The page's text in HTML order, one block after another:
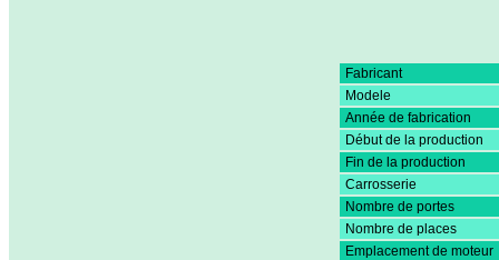
Fabricant
Modele
Année de fabrication
Début de la production
Fin de la production
Carrosserie
Nombre de portes
Nombre de places
Emplacement de moteur